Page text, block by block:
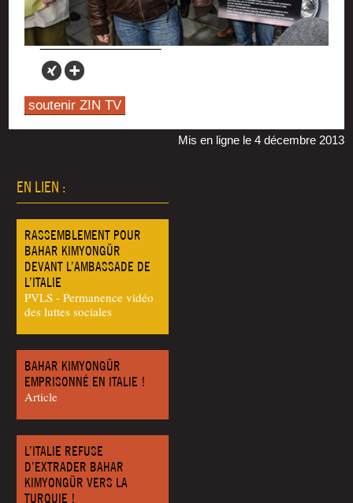
EN LIEN :
RASSEMBLEMENT POUR
BAHAR KIMYONGÜR
DEVANT L’AMBASSADE DE
L’ITALIE
PVLS - Permanence vidéo
des luttes sociales
BAHAR KIMYONGÜR
EMPRISONNÉ EN ITALIE !
Article
L’ITALIE REFUSE
D’EXTRADER BAHAR
KIMYONGÜR VERS LA
TURQUIE !
soutenir ZIN TV
Mis en ligne le 4 décembre 2013